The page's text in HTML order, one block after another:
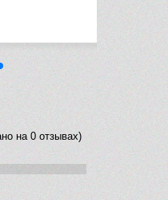
на 0 отзывах)